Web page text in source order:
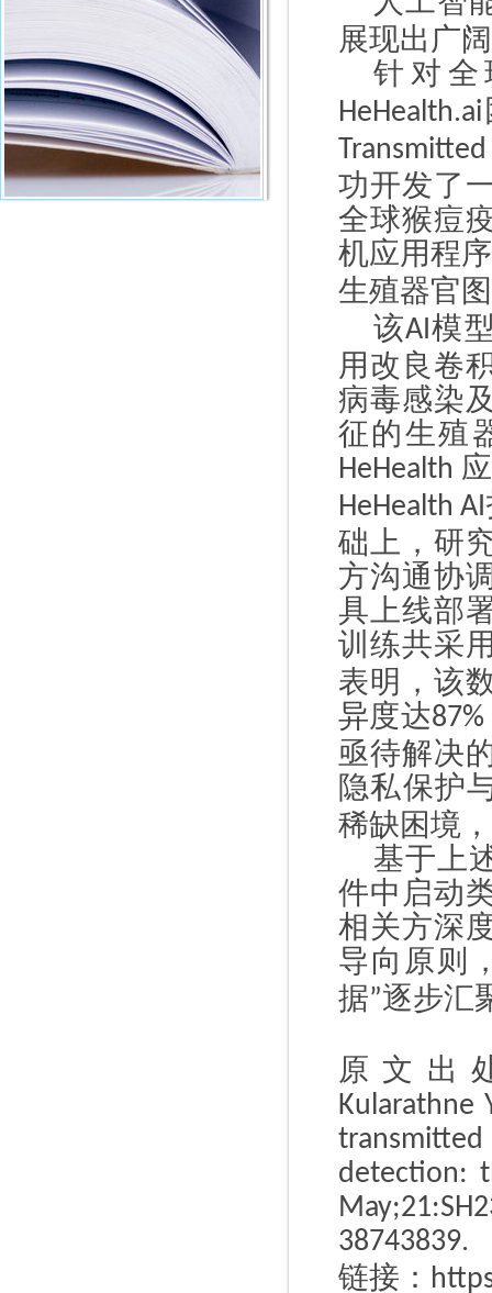
展现出广
针对
HeHealth.ai
Transmitted
功开发了
全球猴痘
机应用程
生殖器官
该AI模
用改良卷
病毒感染
征的生殖
HeHealth
HeHealth AI
础上，研
方沟通协
具上线部
训练共采
表明，该
异度达87%
亟待解决
隐私保护
稀缺困境
基于上
件中启动
相关方深
导向原则
据”逐步汇
原文出
Kularathne
detection:
38743839.
链接：